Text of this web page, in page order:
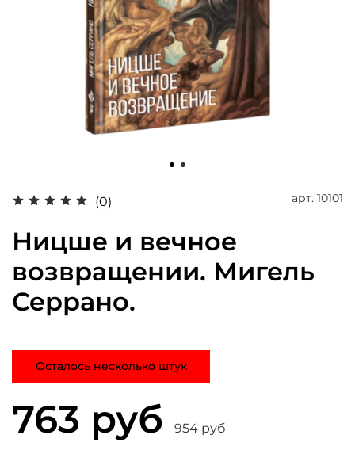
(0) арт. 10101
Ницше и вечное
возвращении. Мигель
Серрано.
Осталось несколько штук
763 руб 954 руб